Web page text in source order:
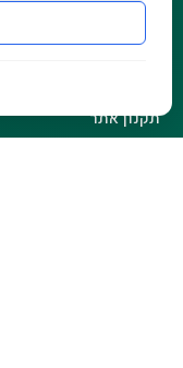
סניפים
בלוג
תקנון אתר
הצהרת נגישות